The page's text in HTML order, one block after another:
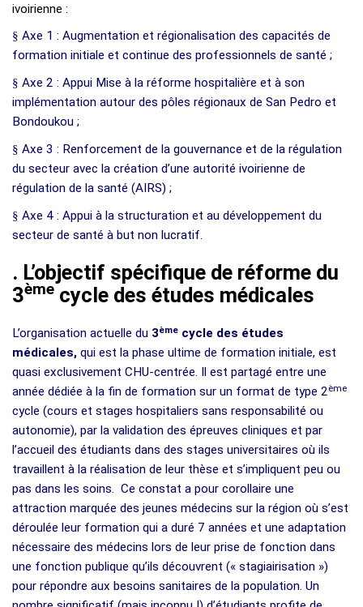
ivoirienne :
§ Axe 1 : Augmentation et régionalisation des capacités de
formation initiale et continue des professionnels de santé ;
§ Axe 2 : Appui Mise à la réforme hospitalière et à son
implémentation autour des pôles régionaux de San Pedro et
Bondoukou ;
§ Axe 3 : Renforcement de la gouvernance et de la régulation
du secteur avec la création d’une autorité ivoirienne de
régulation de la santé (AIRS) ;
§ Axe 4 : Appui à la structuration et au développement du
secteur de santé à but non lucratif.
. L’objectif spécifique de réforme du
3ème cycle des études médicales
L’organisation actuelle du 3ème cycle des études
médicales, qui est la phase ultime de formation initiale, est
quasi exclusivement CHU-centrée. Il est partagé entre une
année dédiée à la fin de formation sur un format de type 2ème
cycle (cours et stages hospitaliers sans responsabilité ou
autonomie), par la validation des épreuves cliniques et par
l’accueil des étudiants dans des stages universitaires où ils
travaillent à la réalisation de leur thèse et s’impliquent peu ou
pas dans les soins. Ce constat a pour corollaire une
attraction marquée des jeunes médecins sur la région où s’est
déroulée leur formation qui a duré 7 années et une adaptation
nécessaire des médecins lors de leur prise de fonction dans
une fonction publique qu’ils découvrent (« stagiairisation »)
pour répondre aux besoins sanitaires de la population. Un